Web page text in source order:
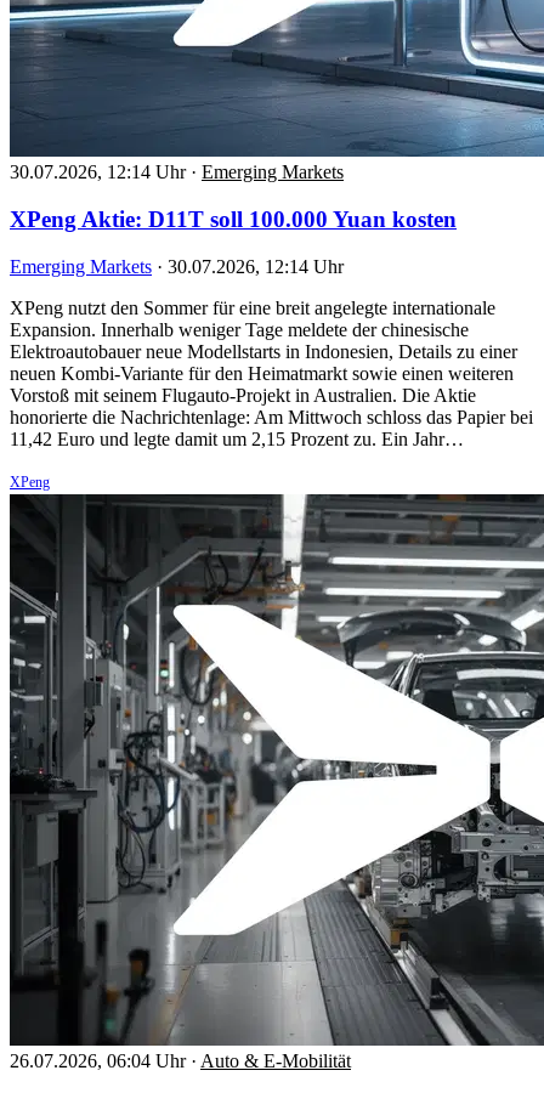
30.07.2026, 12:14 Uhr · Emerging Markets
XPeng Aktie: D11T soll 100.000 Yuan kosten
Emerging Markets · 30.07.2026, 12:14 Uhr
XPeng nutzt den Sommer für eine breit angelegte internationale
Expansion. Innerhalb weniger Tage meldete der chinesische
Elektroautobauer neue Modellstarts in Indonesien, Details zu einer
neuen Kombi-Variante für den Heimatmarkt sowie einen weiteren
Vorstoß mit seinem Flugauto-Projekt in Australien. Die Aktie
honorierte die Nachrichtenlage: Am Mittwoch schloss das Papier bei
11,42 Euro und legte damit um 2,15 Prozent zu. Ein Jahr…
XPeng
26.07.2026, 06:04 Uhr · Auto & E-Mobilität